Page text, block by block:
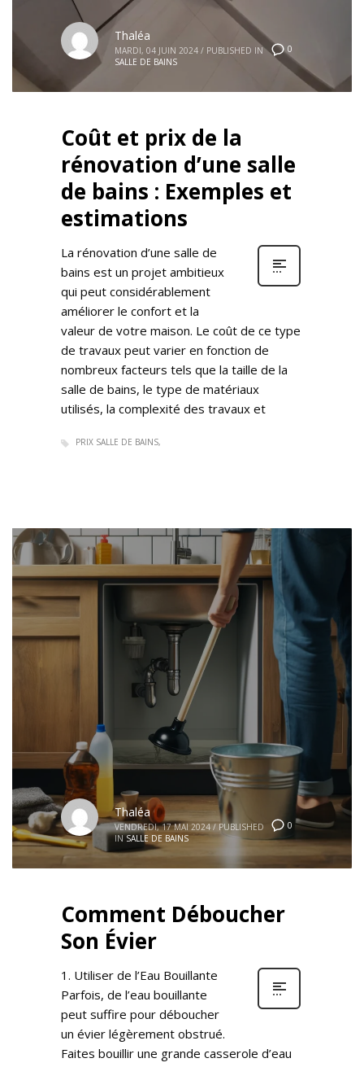
0
Thaléa
MARDI, 04 JUIN 2024 / PUBLISHED IN
SALLE DE BAINS
Coût et prix de la
rénovation d’une salle
de bains : Exemples et
estimations
La rénovation d’une salle de
bains est un projet ambitieux
qui peut considérablement
améliorer le confort et la
valeur de votre maison. Le coût de ce type
de travaux peut varier en fonction de
nombreux facteurs tels que la taille de la
salle de bains, le type de matériaux
utilisés, la complexité des travaux et
PRIX SALLE DE BAINS
0
Thaléa
VENDREDI, 17 MAI 2024 / PUBLISHED
IN SALLE DE BAINS
Comment Déboucher
Son Évier
1. Utiliser de l’Eau Bouillante
Parfois, de l’eau bouillante
peut suffire pour déboucher
un évier légèrement obstrué.
Faites bouillir une grande casserole d’eau